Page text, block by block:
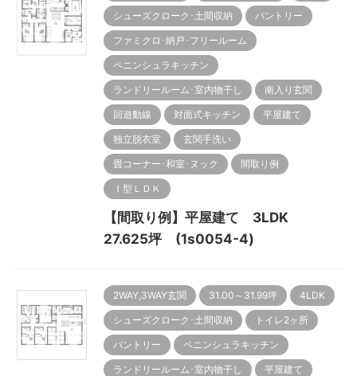
シューズクローク･土間収納 パントリー
ファミクロ･納戸･フリールーム
ペニンシュラキッチン
ランドリールーム･室内物干し 南入り玄関
回遊動線 対面式キッチン 平屋建て
独立脱衣室 玄関手洗い
畳コーナー･和室･ヌック 間取り例
Ｉ型ＬＤＫ
【間取り例】平屋建て 3LDK
27.625坪 (1s0054-4)
2WAY,3WAY玄関 31.00～31.99坪 4LDK
シューズクローク･土間収納 トイレ2ヶ所
パントリー ペニンシュラキッチン
ランドリールーム･室内物干し 平屋建て